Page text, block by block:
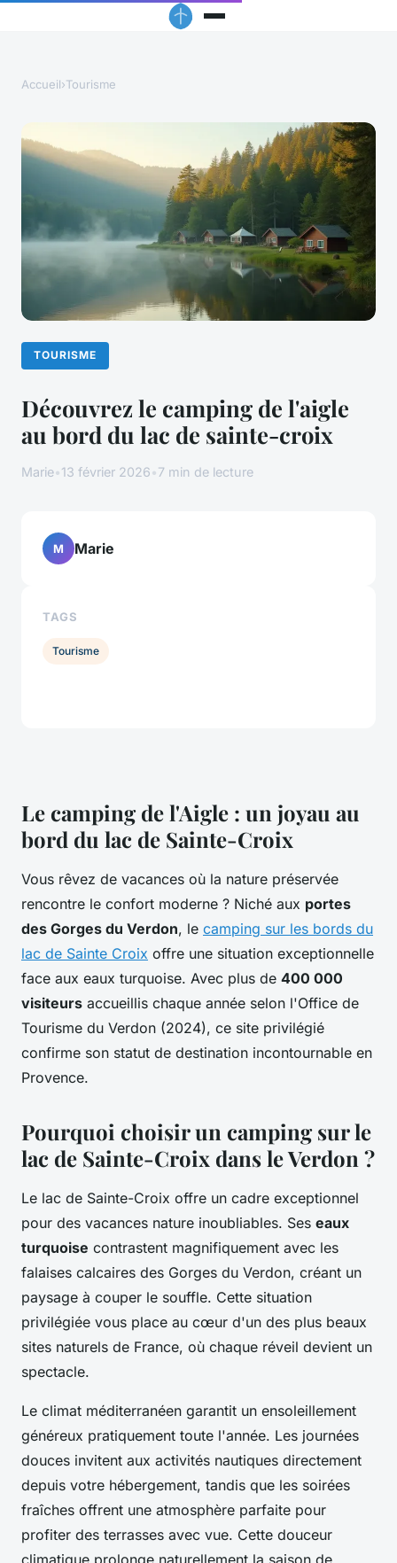
Accueil›Tourisme
TOURISME
Découvrez le camping de l'aigle
au bord du lac de sainte-croix
Marie•13 février 2026•7 min de lecture
Le camping de l'Aigle : un joyau au
bord du lac de Sainte-Croix
Vous rêvez de vacances où la nature préservée
rencontre le confort moderne ? Niché aux portes
des Gorges du Verdon, le camping sur les bords du
lac de Sainte Croix offre une situation exceptionnelle
face aux eaux turquoise. Avec plus de 400 000
visiteurs accueillis chaque année selon l'Office de
Tourisme du Verdon (2024), ce site privilégié
confirme son statut de destination incontournable en
Provence.
Pourquoi choisir un camping sur le
lac de Sainte-Croix dans le Verdon ?
Le lac de Sainte-Croix offre un cadre exceptionnel
pour des vacances nature inoubliables. Ses eaux
turquoise contrastent magnifiquement avec les
falaises calcaires des Gorges du Verdon, créant un
paysage à couper le souffle. Cette situation
privilégiée vous place au cœur d'un des plus beaux
sites naturels de France, où chaque réveil devient un
spectacle.
Le climat méditerranéen garantit un ensoleillement
généreux pratiquement toute l'année. Les journées
douces invitent aux activités nautiques directement
depuis votre hébergement, tandis que les soirées
fraîches offrent une atmosphère parfaite pour
profiter des terrasses avec vue. Cette douceur
climatique prolonge naturellement la saison de
M Marie
TAGS
Tourisme